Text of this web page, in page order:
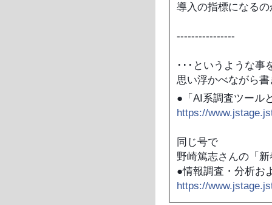
導入の指標になる
----------------
･･･というような事
思い浮かべながら
●「AI系調査ツール
https://
同じ号で
野崎篤志さんの「
●情報調査・分析お
https://